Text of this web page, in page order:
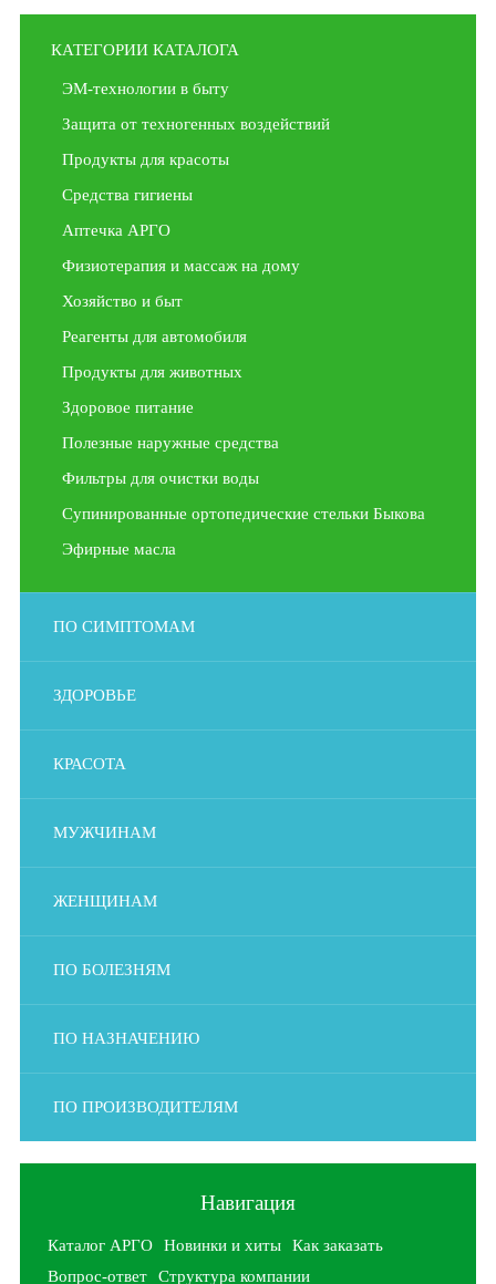
КАТЕГОРИИ КАТАЛОГА
ЭМ-технологии в быту
Защита от техногенных воздействий
Продукты для красоты
Средства гигиены
Аптечка АРГО
Физиотерапия и массаж на дому
Хозяйство и быт
Реагенты для автомобиля
Продукты для животных
Здоровое питание
Полезные наружные средства
Фильтры для очистки воды
Супинированные ортопедические стельки Быкова
Эфирные масла
ПО СИМПТОМАМ
ЗДОРОВЬЕ
КРАСОТА
МУЖЧИНАМ
ЖЕНЩИНАМ
ПО БОЛЕЗНЯМ
ПО НАЗНАЧЕНИЮ
ПО ПРОИЗВОДИТЕЛЯМ
Навигация
Каталог АРГО Новинки и хиты
Как заказать
Вопрос-ответ
Структура компании